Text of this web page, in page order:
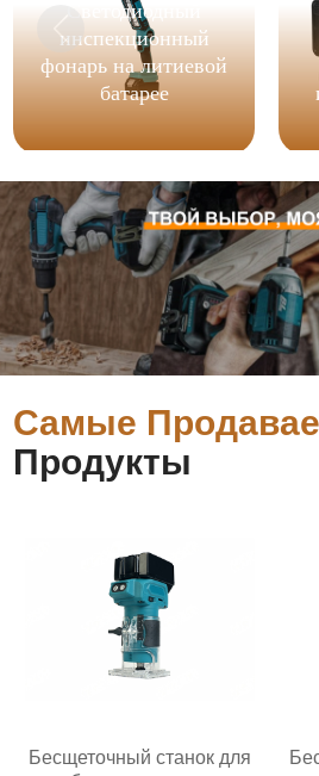
Светодиодный
инспекционный
фонарь на литиевой
батарее
Самые
Продукты
Бесщеточный станок для